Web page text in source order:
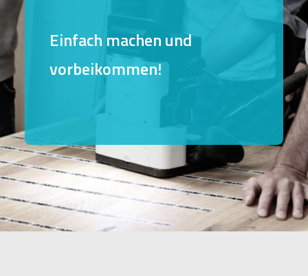
Einfach machen und
vorbeikommen!